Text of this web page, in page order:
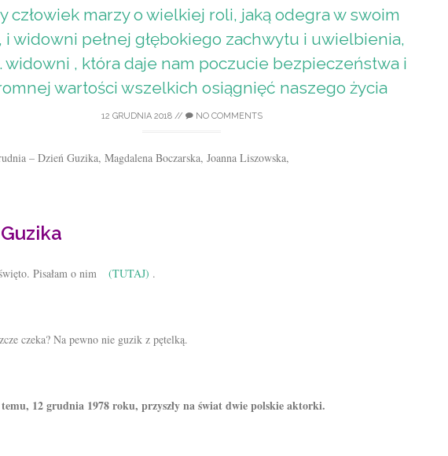
człowiek marzy o wielkiej roli, jaką odegra w swoim
i widowni pełnej głębokiego zachwytu i uwielbienia,
widowni , która daje nam poczucie bezpieczeństwa i
wartości wszelkich osiągnięć naszego życia
12 GRUDNIA 2018// NO COMMENTS
– Dzień Guzika, Magdalena Boczarska, Joanna Liszowska,
Pisałam o nim (TUTAJ) .
czeka? Na pewno nie guzik z pętelką.
12 grudnia 1978 roku, przyszły na świat dwie polskie aktorki.